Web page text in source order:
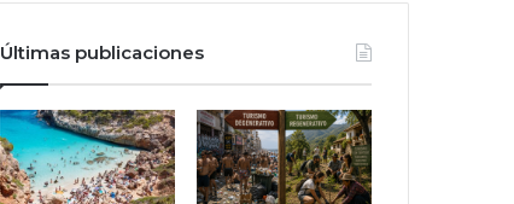
Últimas publicaciones